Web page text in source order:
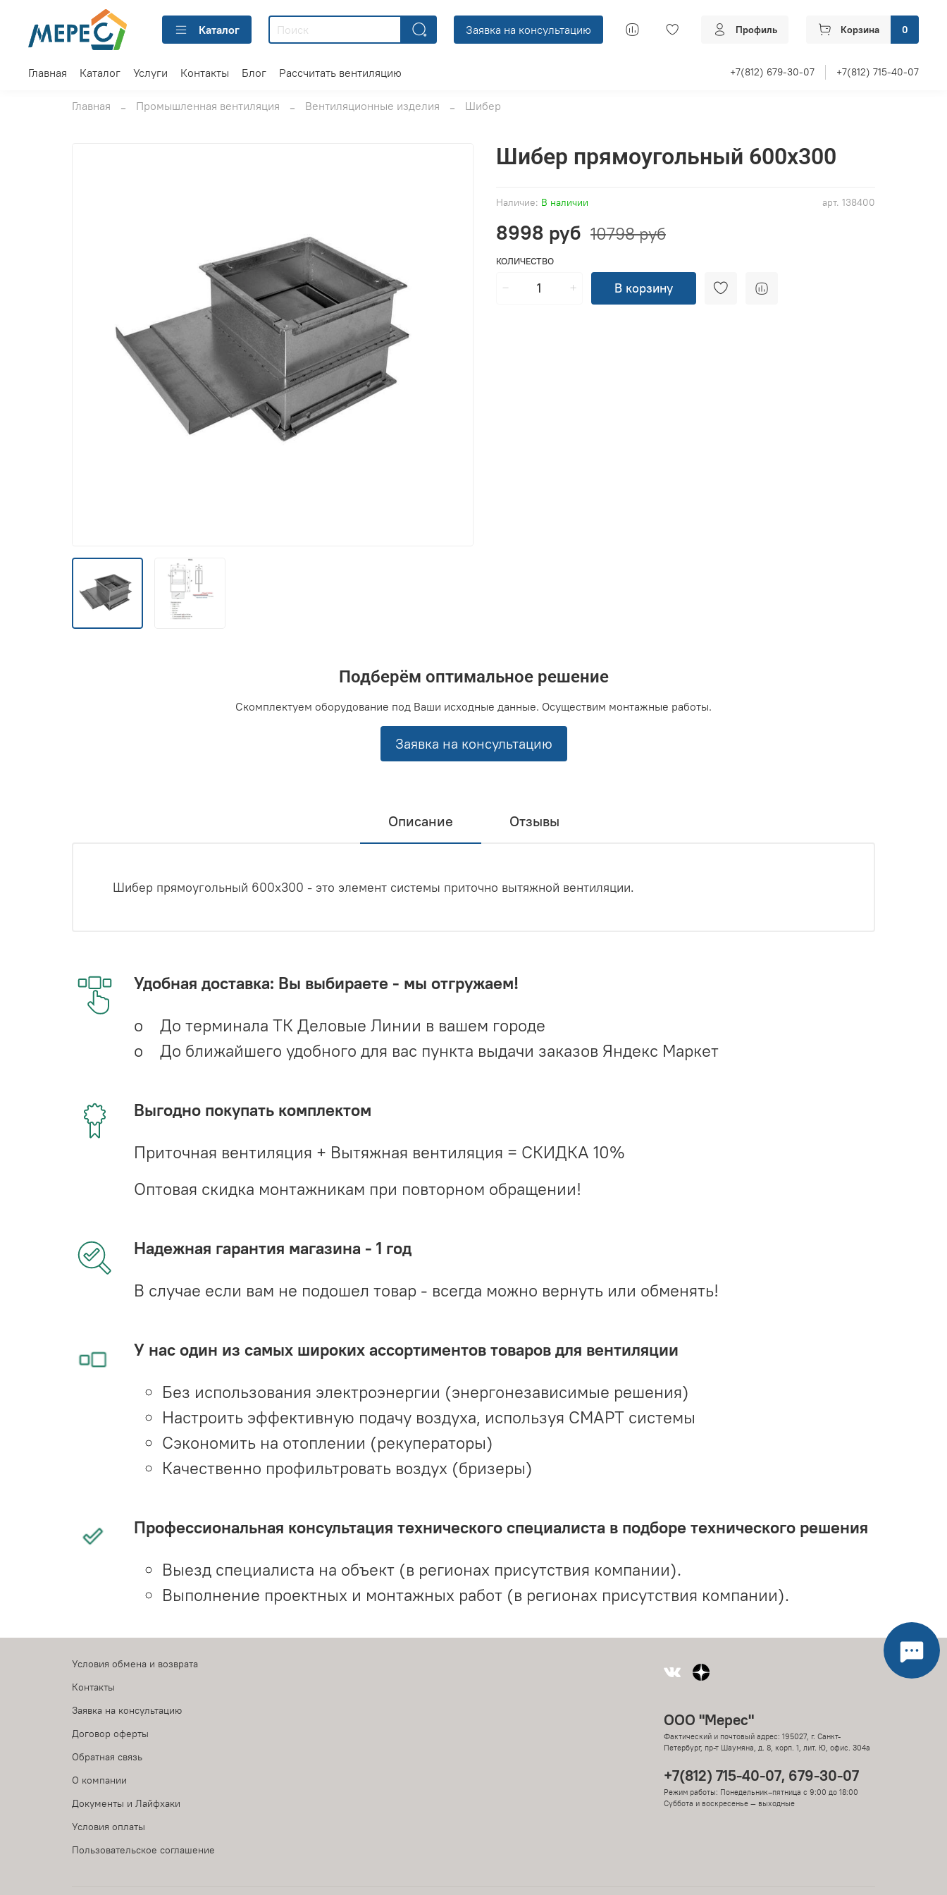
Каталог Заявка на консультацию Профиль Корзина 0
Главная Каталог Услуги Контакты Блог Рассчитать вентиляцию +7(812) 679-30-07 +7(812) 715-40-07
Главная Промышленная вентиляция Вентиляционные изделия Шибер
арт. 138400
Наличие: В наличии
Шибер прямоугольный 600x300
8998 руб 10798 руб
КОЛИЧЕСТВО
В корзину
Подберём оптимальное решение
Скомплектуем оборудование под Ваши исходные данные. Осуществим монтажные работы.
Заявка на консультацию
Описание Отзывы
Шибер прямоугольный 600x300 - это элемент системы приточно вытяжной вентиляции.
Удобная доставка: Вы выбираете - мы отгружаем!
o До терминала ТК Деловые Линии в вашем городе
o До ближайшего удобного для вас пункта выдачи заказов Яндекс Маркет
Выгодно покупать комплектом
Приточная вентиляция + Вытяжная вентиляция = СКИДКА 10%
Оптовая скидка монтажникам при повторном обращении!
Надежная гарантия магазина - 1 год
В случае если вам не подошел товар - всегда можно вернуть или обменять!
У нас один из самых широких ассортиментов товаров для вентиляции
Без использования электроэнергии (энергонезависимые решения)
Настроить эффективную подачу воздуха, используя СМАРТ системы
Сэкономить на отоплении (рекуператоры)
Качественно профильтровать воздух (бризеры)
Профессиональная консультация технического специалиста в подборе технического решения
Выезд специалиста на объект (в регионах присутствия компании).
Выполнение проектных и монтажных работ (в регионах присутствия компании).
Условия обмена и возврата
Контакты
Заявка на консультацию
Договор оферты
Обратная связь
О компании
Документы и Лайфхаки
Условия оплаты
Пользовательское соглашение
ООО "Мерес"
Фактический и почтовый адрес: 195027, г. Санкт-
Петербург, пр-т Шаумяна, д. 8, корп. 1, лит. Ю, офис. 304а
+7(812) 715-40-07, 679-30-07
Режим работы: Понедельник–пятница с 9:00 до 18:00
Суббота и воскресенье — выходные